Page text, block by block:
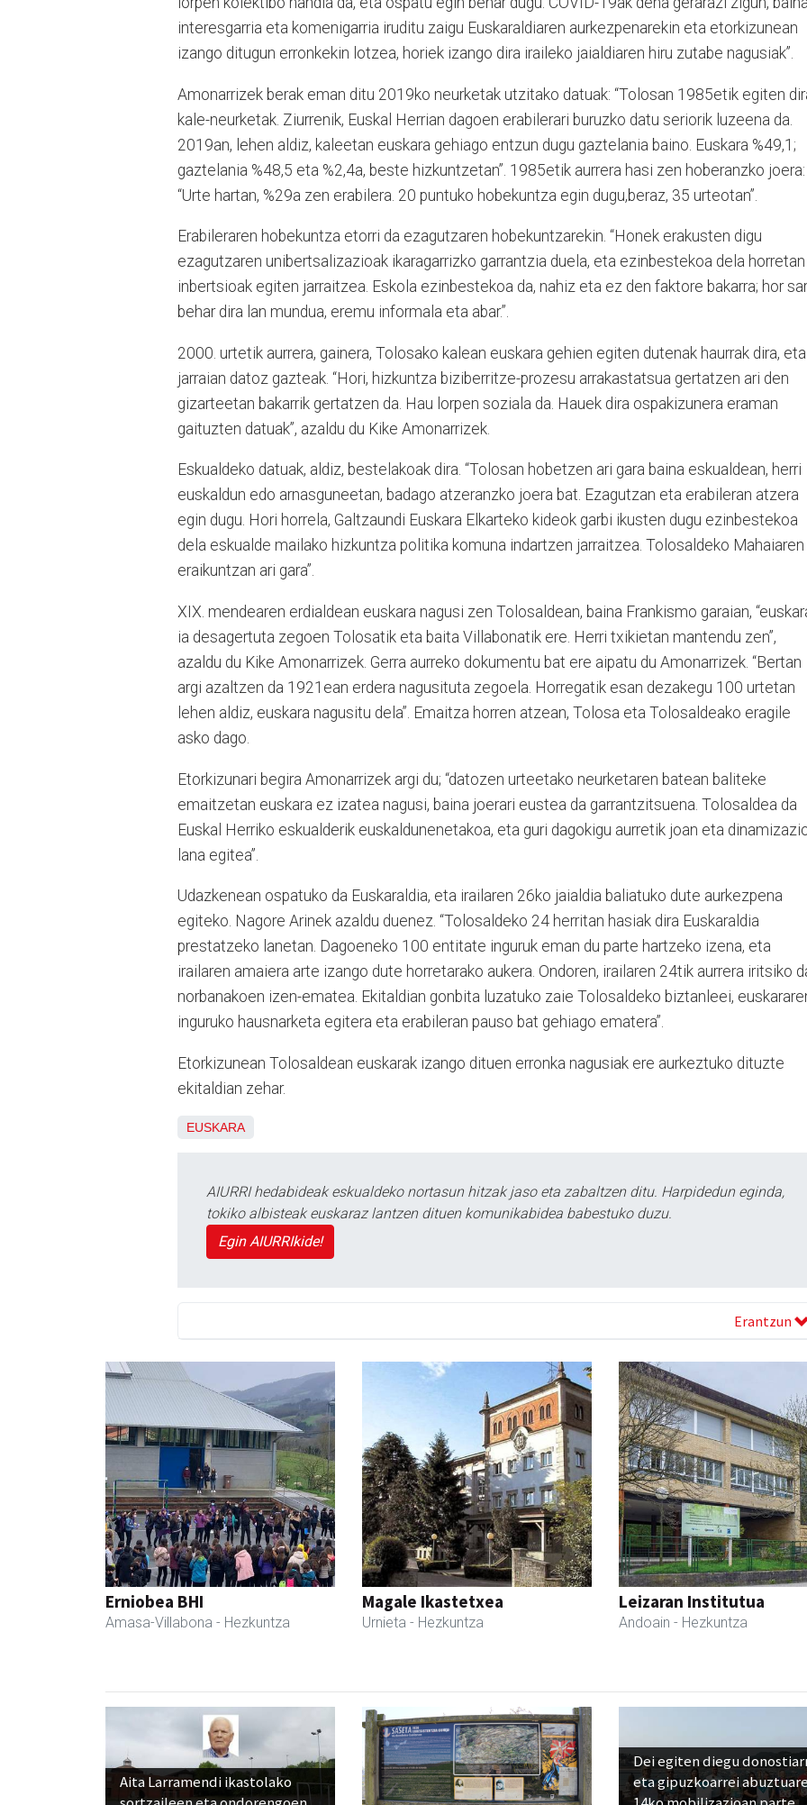
interesgarria eta komenigarria iruditu zaigu Euskaraldiaren aurkezpenarekin eta etorkizunean
izango ditugun erronkekin lotzea, horiek izango dira iraileko jaialdiaren hiru zutabe nagusiak”.
Amonarrizek berak eman ditu 2019ko neurketak utzitako datuak: “Tolosan 1985etik egiten
kale-neurketak. Ziurrenik, Euskal Herrian dagoen erabilerari buruzko datu seriorik luzeena da.
2019an, lehen aldiz, kaleetan euskara gehiago entzun dugu gaztelania baino. Euskara %49,1;
gaztelania %48,5 eta %2,4a, beste hizkuntzetan”. 1985etik aurrera hasi zen hoberanzko joera:
“Urte hartan, %29a zen erabilera. 20 puntuko hobekuntza egin dugu,beraz, 35 urteotan”.
Erabileraren hobekuntza etorri da ezagutzaren hobekuntzarekin. “Honek erakusten digu
ezagutzaren unibertsalizazioak ikaragarrizko garrantzia duela, eta ezinbestekoa dela horretan
inbertsioak egiten jarraitzea. Eskola ezinbestekoa da, nahiz eta ez den faktore bakarra; hor
behar dira lan mundua, eremu informala eta abar.”.
2000. urtetik aurrera, gainera, Tolosako kalean euskara gehien egiten dutenak haurrak dira, eta
jarraian datoz gazteak. “Hori, hizkuntza biziberritze-prozesu arrakastatsua gertatzen ari den
gizarteetan bakarrik gertatzen da. Hau lorpen soziala da. Hauek dira ospakizunera eraman
gaituzten datuak”, azaldu du Kike Amonarrizek.
Eskualdeko datuak, aldiz, bestelakoak dira. “Tolosan hobetzen ari gara baina eskualdean, herri
euskaldun edo arnasguneetan, badago atzeranzko joera bat. Ezagutzan eta erabileran atzera
egin dugu. Hori horrela, Galtzaundi Euskara Elkarteko kideok garbi ikusten dugu ezinbestekoa
dela eskualde mailako hizkuntza politika komuna indartzen jarraitzea. Tolosaldeko Mahaiaren
eraikuntzan ari gara”.
XIX. mendearen erdialdean euskara nagusi zen Tolosaldean, baina Frankismo garaian,
ia desagertuta zegoen Tolosatik eta baita Villabonatik ere. Herri txikietan mantendu zen”,
azaldu du Kike Amonarrizek. Gerra aurreko dokumentu bat ere aipatu du Amonarrizek. “Bertan
argi azaltzen da 1921ean erdera nagusituta zegoela. Horregatik esan dezakegu 100 urtetan
lehen aldiz, euskara nagusitu dela”. Emaitza horren atzean, Tolosa eta Tolosaldeako eragile
asko dago.
Etorkizunari begira Amonarrizek argi du; “datozen urteetako neurketaren batean baliteke
emaitzetan euskara ez izatea nagusi, baina joerari eustea da garrantzitsuena. Tolosaldea da
Euskal Herriko eskualderik euskaldunenetakoa, eta guri dagokigu aurretik joan eta
lana egitea”.
Udazkenean ospatuko da Euskaraldia, eta irailaren 26ko jaialdia baliatuko dute aurkezpena
egiteko. Nagore Arinek azaldu duenez. “Tolosaldeko 24 herritan hasiak dira Euskaraldia
prestatzeko lanetan. Dagoeneko 100 entitate inguruk eman du parte hartzeko izena, eta
irailaren amaiera arte izango dute horretarako aukera. Ondoren, irailaren 24tik aurrera iritsiko
norbanakoen izen-ematea. Ekitaldian gonbita luzatuko zaie Tolosaldeko biztanleei,
inguruko hausnarketa egitera eta erabileran pauso bat gehiago ematera”.
Etorkizunean Tolosaldean euskarak izango dituen erronka nagusiak ere aurkeztuko dituzte
ekitaldian zehar.
EUSKARA
AIURRI hedabideak eskualdeko nortasun hitzak jaso eta zabaltzen ditu. Harpidedun eginda,
tokiko albisteak euskaraz lantzen dituen komunikabidea babestuko duzu.
Egin AIURRIkide!
Erantzun
Erniobea BHI
Amasa-Villabona - Hezkuntza
Magale Ikastetxea
Urnieta - Hezkuntza
Leizaran Institutua
Andoain - Hezkuntza
Aita Larramendi ikastolako
Dei egiten diegu
eta gipuzkoarrei